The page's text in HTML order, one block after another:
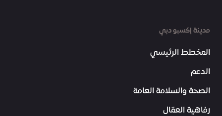
مدينة إكسبو دبي
المخطط الرئيسي
الدعم
الصحة والسلامة العامة
رفاهية العمّال